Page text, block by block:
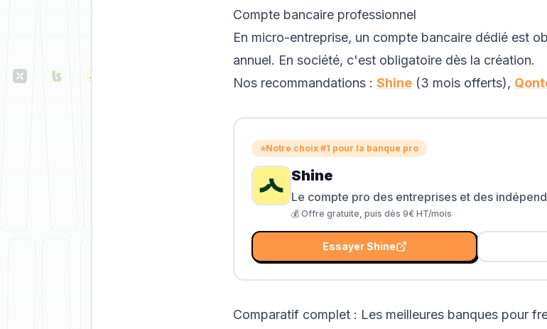
Compte bancaire professionnel
En micro-entreprise, un compte bancaire dédié est
annuel. En société, c'est obligatoire dès la création.
Nos recommandations : Shine (3 mois offerts),
⭐Notre choix #1 pour la banque pro
Shine
Le compte pro des entreprises et des
💰 Offre gratuite, puis dès 9€ HT/mois
EssayerShine
Comparatif complet : Les meilleures banques pour